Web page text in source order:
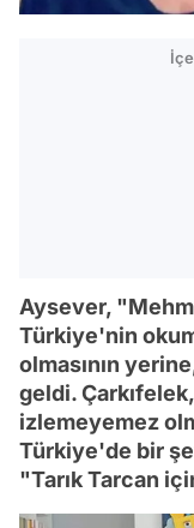
Aysever,
Türkiye'nin
olmasının
geldi.
izlemeyemez
Türkiye'de bir
"Tarık Tarcan